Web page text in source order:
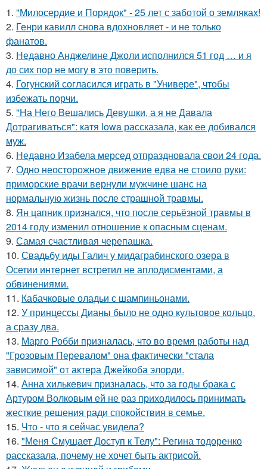
1. "Милосердие и Порядок" - 25 лет с заботой о земляках!
2. Генри кавилл снова вдохновляет - и не только
фанатов.
3. Недавно Анджелине Джоли исполнился 51 год … и я
до сих пор не могу в это поверить.
4. Гогунский согласился играть в "Универе", чтобы
избежать порчи.
5. "На Него Вешались Девушки, а я не Давала
Дотрагиваться": катя Iowa рассказала, как ее добивался
муж.
6. Недавно Изабела мерсед отпраздновала свои 24 года.
7. Одно неосторожное движение едва не стоило руки:
приморские врачи вернули мужчине шанс на
нормальную жизнь после страшной травмы.
8. Ян цапник признался, что после серьёзной травмы в
2014 году изменил отношение к опасным сценам.
9. Самая счастливая черепашка.
10. Свадьбу иды Галич у мидаграбинского озера в
Осетии интернет встретил не аплодисментами, а
обвинениями.
11. Кабачковые оладьи с шампиньонами.
12. У принцессы Дианы было не одно культовое кольцо,
а сразу два.
13. Марго Робби призналась, что во время работы над
"Грозовым Перевалом" она фактически "стала
зависимой" от актера Джейкоба элорди.
14. Анна хилькевич призналась, что за годы брака с
Артуром Волковым ей не раз приходилось принимать
жесткие решения ради спокойствия в семье.
15. Что - что я сейчас увидела?
16. "Меня Смущает Доступ к Телу": Регина тодоренко
рассказала, почему не хочет быть актрисой.